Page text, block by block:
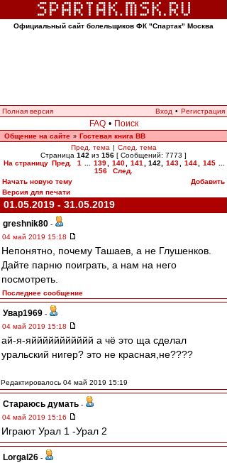
Официальный сайт болельщиков ФК "Спартак" Москва
Полная версия Вход • Регистрация
FAQ • Поиск
Общение на сайте » Гостевая книга ВВ
Пред. тема | След. тема
Страница 142 из 156 [ Сообщений: 7773 ]
На страницу Пред. 1 139 140 141 142 143 144 145
156
След.
Начать новую тему
Добавить
Версия для печати
01.05.2019 - 31.05.2019
greshnik80 -
04 май 2019 15:18
Непонятно, почему Ташаев, а не Глушенков.
Дайте парню поиграть, а нам на него
посмотреть.
Последнее сообщение
Увар1969 -
04 май 2019 15:18
ай-я-яййййййййййй а чё это ща сделал
уральский нигер? это не красная,не????
Редактировалось 04 май 2019 15:19
Стараюсь думать -
04 май 2019 15:16
Играют Урал 1 -Урал 2
Lorgal26 -